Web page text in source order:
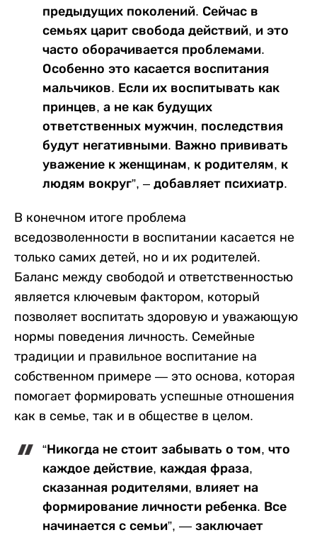
предыдущих поколений. Сейчас в
семьях царит свобода действий, и это
часто оборачивается проблемами.
Особенно это касается воспитания
мальчиков. Если их воспитывать как
принцев, а не как будущих
ответственных мужчин, последствия
будут негативными. Важно прививать
уважение к женщинам, к родителям, к
людям вокруг”, – добавляет психиатр.
В конечном итоге проблема
вседозволенности в воспитании касается не
только самих детей, но и их родителей.
Баланс между свободой и ответственностью
является ключевым фактором, который
позволяет воспитать здоровую и уважающую
нормы поведения личность. Семейные
традиции и правильное воспитание на
собственном примере — это основа, которая
помогает формировать успешные отношения
как в семье, так и в обществе в целом.
“Никогда не стоит забывать о том, что
каждое действие, каждая фраза,
сказанная родителями, влияет на
формирование личности ребенка. Все
начинается с семьи”, — заключает